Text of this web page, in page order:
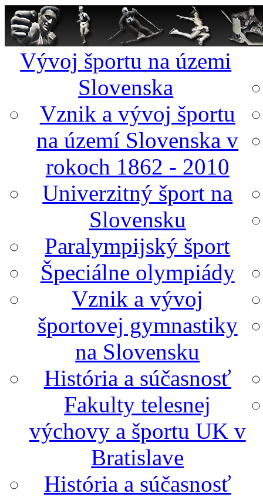
Vývoj športu na územi
Slovenska
Vznik a vývoj športu
na území Slovenska v
rokoch 1862 - 2010
Univerzitný šport na
Slovensku
Paralympijský šport
Špeciálne olympiády
Vznik a vývoj
športovej gymnastiky
na Slovensku
História a súčasnosť
Fakulty telesnej
výchovy a športu UK v
Bratislave
História a súčasnosť